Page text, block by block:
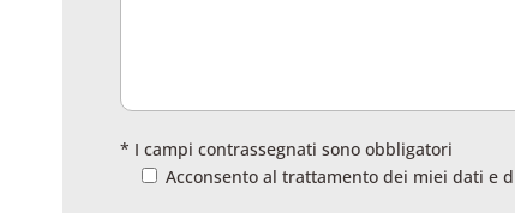
* I campi contrassegnati sono obbligatori
Acconsento al trattamento dei miei dati e